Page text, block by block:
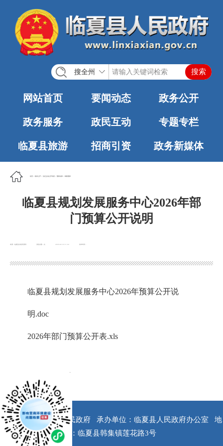
搜全州
网站首页 要闻动态 政务公开
政务服务 政民互动 专题专栏
临夏县旅游 招商引资 政务新媒体
首页 政务公开 法定主动公开内容 预算决算 财政预算
临夏县规划发展服务中心2026年部
门预算公开说明
来源：临夏县自然资源局 浏览次数： 发布时间：
2026-02-10 11:44
临夏县规划发展服务中心2026年预算公开说
明.doc
2026年部门预算公开表.xls
版权所有：临夏县人民政府 承办单位：临夏县人民政府办公室
地
址：临夏县韩集镇莲花路3号
x